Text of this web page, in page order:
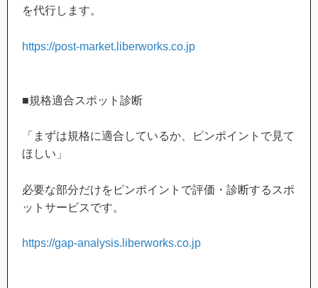
を代行します。
https://post-market.liberworks.co.jp
■規格適合スポット診断
「まずは規格に適合しているか、ピンポイントで見て
ほしい」
必要な部分だけをピンポイントで評価・診断するスポ
ットサービスです。
https://gap-analysis.liberworks.co.jp